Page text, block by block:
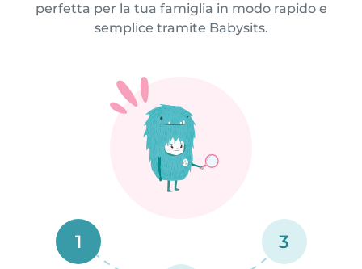
perfetta per la tua famiglia in modo rapido e
semplice tramite Babysits.
1 3